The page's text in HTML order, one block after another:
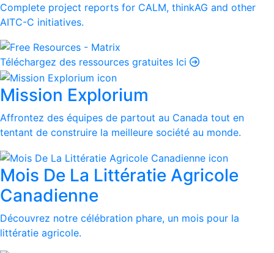
Complete project reports for CALM, thinkAG and other
AITC-C initiatives.
Téléchargez des ressources gratuites Ici
Mission Explorium
Affrontez des équipes de partout au Canada tout en
tentant de construire la meilleure société au monde.
Mois De La Littératie Agricole
Canadienne
Découvrez notre célébration phare, un mois pour la
littératie agricole.